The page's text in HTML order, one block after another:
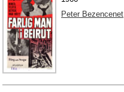
Peter Bezencenet